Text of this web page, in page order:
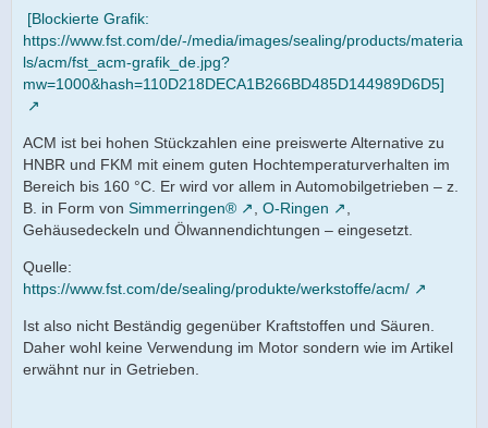
[Blockierte Grafik:
https://www.fst.com/de/-/media/images/sealing/products/materia
ls/acm/fst_acm-grafik_de.jpg?
mw=1000&hash=110D218DECA1B266BD485D144989D6D5]
ACM ist bei hohen Stückzahlen eine preiswerte Alternative zu
HNBR und FKM mit einem guten Hochtemperaturverhalten im
Bereich bis 160 °C. Er wird vor allem in Automobilgetrieben – z.
B. in Form von Simmerringen® O-Ringen
Gehäusedeckeln und Ölwannendichtungen – eingesetzt.
Quelle:
https://www.fst.com/de/sealing/produkte/werkstoffe/acm/
Ist also nicht Beständig gegenüber Kraftstoffen und Säuren.
Daher wohl keine Verwendung im Motor sondern wie im Artikel
erwähnt nur in Getrieben.